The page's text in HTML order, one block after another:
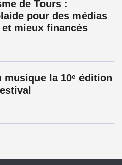
de Tours :
pour des médias
mieux financés
la 10ᵉ édition